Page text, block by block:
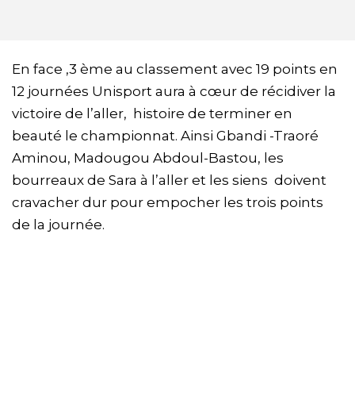
En face ,3 ème au classement avec 19 points en
12 journées Unisport aura à cœur de récidiver la
victoire de l’aller, histoire de terminer en
beauté le championnat. Ainsi Gbandi -Traoré
Aminou, Madougou Abdoul-Bastou, les
bourreaux de Sara à l’aller et les siens doivent
cravacher dur pour empocher les trois points
de la journée.